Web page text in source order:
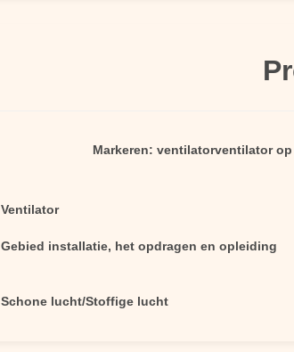
Markeren: ventilatorventilator
Ventilator
Gebied installatie, het opdragen en opleiding
Schone lucht/Stoffige lucht